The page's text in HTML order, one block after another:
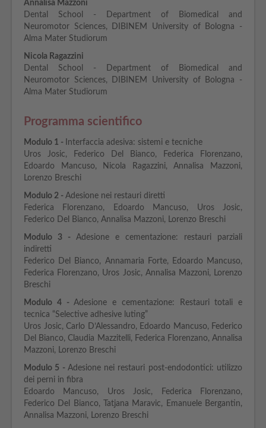
Annalisa Mazzoni
Dental School - Department of Biomedical and
Neuromotor Sciences, DIBINEM University of Bologna -
Alma Mater Studiorum
Nicola Ragazzini
Dental School - Department of Biomedical and
Neuromotor Sciences, DIBINEM University of Bologna -
Alma Mater Studiorum
Programma scientifico
Modulo 1 - Interfaccia adesiva: sistemi e tecniche
Uros Josic, Federico Del Bianco, Federica Florenzano,
Edoardo Mancuso, Nicola Ragazzini, Annalisa Mazzoni,
Lorenzo Breschi
Modulo 2 - Adesione nei restauri diretti
Federica Florenzano, Edoardo Mancuso, Uros Josic,
Federico Del Bianco, Annalisa Mazzoni, Lorenzo Breschi
Modulo 3 - Adesione e cementazione: restauri parziali
indiretti
Federico Del Bianco, Annamaria Forte, Edoardo Mancuso,
Federica Florenzano, Uros Josic, Annalisa Mazzoni, Lorenzo
Breschi
Modulo 4 -Adesione e cementazione: Restauri totali e
tecnica “Selective adhesive luting”
Uros Josic, Carlo D’Alessandro, Edoardo Mancuso, Federico
Del Bianco, Claudia Mazzitelli, Federica Florenzano, Annalisa
Mazzoni, Lorenzo Breschi
Modulo 5 - Adesione nei restauri post-endodontici: utilizzo
dei perni in fibra
Edoardo Mancuso, Uros Josic, Federica Florenzano,
Federico Del Bianco, Tatjana Maravic, Emanuele Bergantin,
Annalisa Mazzoni, Lorenzo Breschi